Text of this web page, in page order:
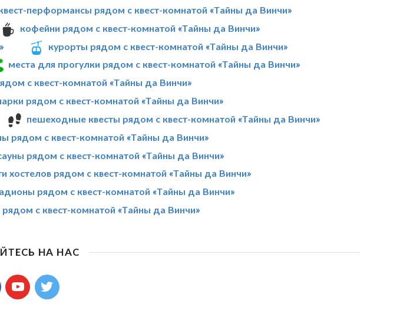
перформансы рядом с квест-комнатой «Тайны да Винчи»
кофейни рядом с квест-комнатой «Тайны да Винчи»
курорты рядом с квест-комнатой «Тайны да Винчи»
места для прогулки рядом с квест-комнатой «Тайны да Винчи»
с квест-комнатой «Тайны да Винчи»
рядом с квест-комнатой «Тайны да Винчи»
пешеходные квесты рядом с квест-комнатой «Тайны да Винчи»
рядом с квест-комнатой «Тайны да Винчи»
рядом с квест-комнатой «Тайны да Винчи»
хостелов рядом с квест-комнатой «Тайны да Винчи»
рядом с квест-комнатой «Тайны да Винчи»
рядом с квест-комнатой «Тайны да Винчи»
НА НАС